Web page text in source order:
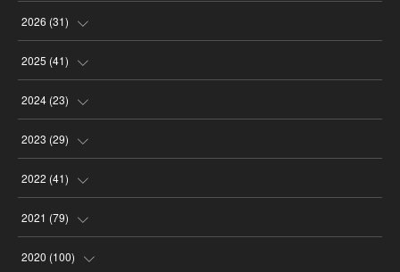
2026 (31)
(4
(8
(4
(2
2025 (41)
(4
(9
(6
(1
2024 (23)
(3
(2
(1
(3)
2023 (29)
(3
(3
(3)
2022 (41)
(6
(3)
2021 (79)
(7)
2020 (100)